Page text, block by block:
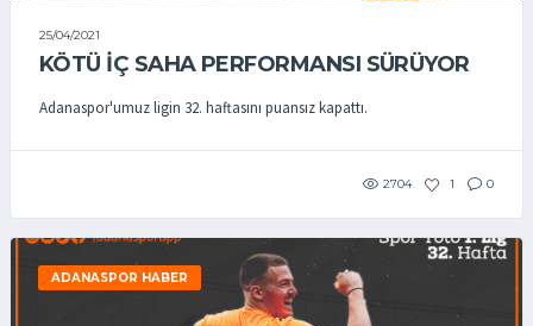
25/04/2021
KÖTÜ İÇ SAHA PERFORMANSI SÜRÜYOR
Adanaspor'umuz ligin 32. haftasını puansız kapattı.
2704 1 0
ADANASPOR HABER